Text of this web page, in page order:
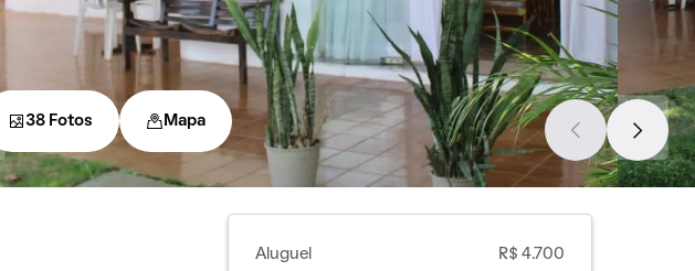
38 Fotos Mapa
Aluguel R$ 4.700